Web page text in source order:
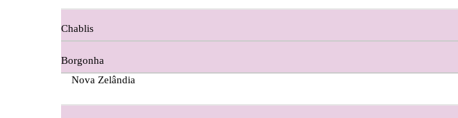
Ferraz Wine - Beira Interior
Figueira Coriga - Alentejo
Chablis
Borgonha
Nova Zelândia